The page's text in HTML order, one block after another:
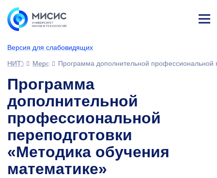
Версия для слабовидящих
ине
НИТУ МИСИСМероприятияПрограмма дополнительной профессиональной
Программа
дополнительной
профессиональной
переподготовки
«Методика обучения
математике»